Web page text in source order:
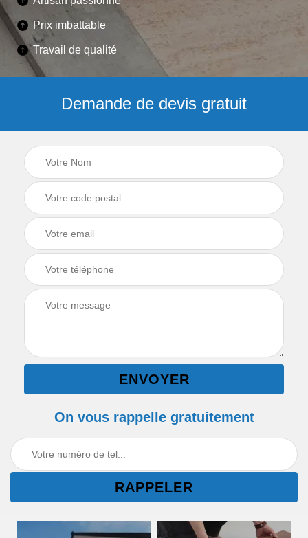
Prix imbattable
Travail de qualité
Demande de devis gratuit
On vous rappelle gratuitement